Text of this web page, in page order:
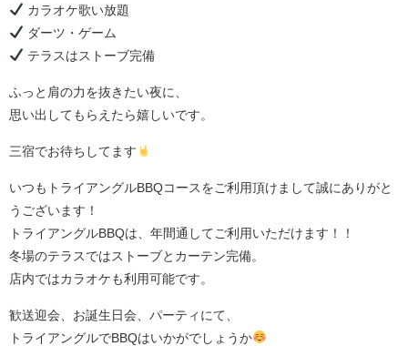
カラオケ歌い放題
ダーツ・ゲーム
テラスはストーブ完備
ふっと肩の力を抜きたい夜に、
思い出してもらえたら嬉しいです。
三宿でお待ちしてます
いつもトライアングルBBQコースをご利用頂けまして誠にありがと
うございます！
トライアングルBBQは、年間通してご利用いただけます！！
冬場のテラスではストーブとカーテン完備。
店内ではカラオケも利用可能です。
歓送迎会、お誕生日会、パーティにて、
トライアングルでBBQはいかがでしょうか